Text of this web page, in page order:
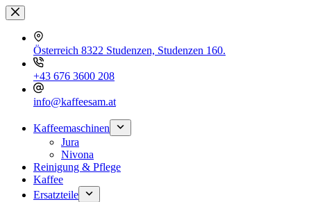
Zum
Inhalt
springen
Österreich 8322 Studenzen, Studenzen 160.
+43 676 3600 208
info@kaffeesam.at
Kaffeemaschinen
Jura
Nivona
Reinigung & Pflege
Kaffee
Ersatzteile